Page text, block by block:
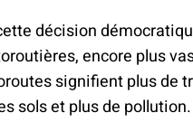
décision
encore plus
signifient plus de
sols et plus de pollution.